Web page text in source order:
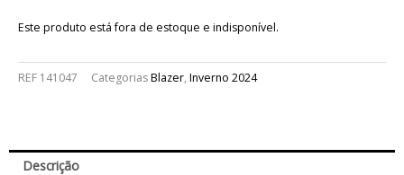
Este produto está fora de estoque e indisponível.
REF 141047 CategoriasBlazer, Inverno 2024
Descrição